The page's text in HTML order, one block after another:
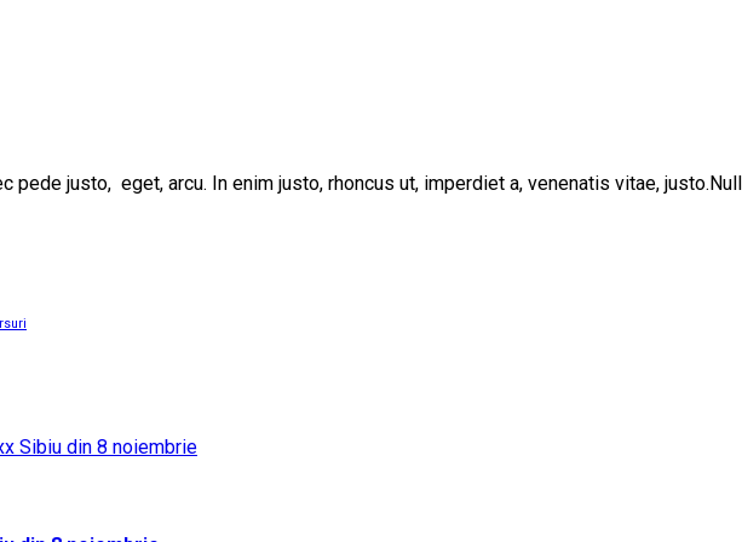
pede justo, eget, arcu. In enim justo, rhoncus ut, imperdiet a, venenatis vitae,